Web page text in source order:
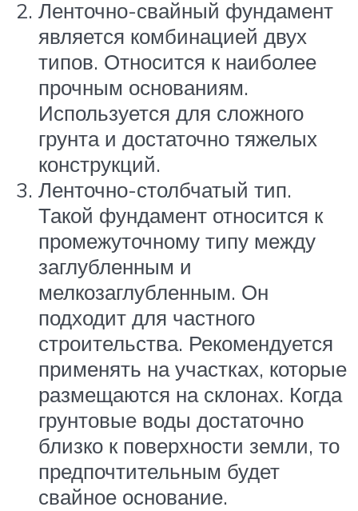
Ленточно-свайный фундамент
является комбинацией двух
типов. Относится к наиболее
прочным основаниям.
Используется для сложного
грунта и достаточно тяжелых
конструкций.
Ленточно-столбчатый тип.
Такой фундамент относится к
промежуточному типу между
заглубленным и
мелкозаглубленным. Он
подходит для частного
строительства. Рекомендуется
применять на участках, которые
размещаются на склонах. Когда
грунтовые воды достаточно
близко к поверхности земли, то
предпочтительным будет
свайное основание.